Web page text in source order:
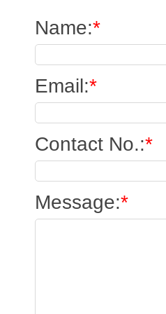
Name:*
Email:*
Contact No.:*
Message:*